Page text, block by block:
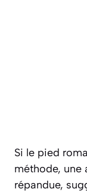
Si le pied
méthode, une
répandue,